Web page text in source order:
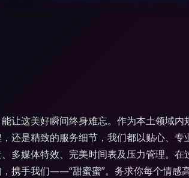
让这美好瞬间终身难忘。作为本土领域
还是精致的服务细节，我们都以贴心、
媒体特效、完美时间表及压力管理。在
携手我们——“甜蜜蜜”。务求你每个情感